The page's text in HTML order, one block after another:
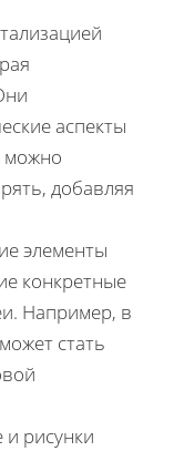
аспекты
можно
добавляя
элементы
конкретные
Например, в
стать
рисунки